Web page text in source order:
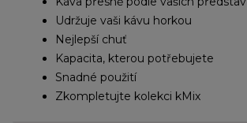
Udržuje vaši kávu horkou
Nejlepší chuť
Kapacita, kterou potřebujete
Snadné použití
Zkompletujte kolekci kMix